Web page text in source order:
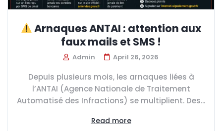
Arnaques ANTAI : attention aux
faux mails et SMS !
Admin April 26, 2026
Depuis plusieurs mois, les arnaques liées à
l’ANTAI (Agence Nationale de Traitement
Automatisé des Infractions) se multiplient. Des...
Read more